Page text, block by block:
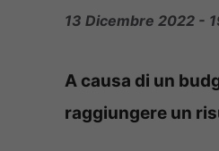
13 Dicembre 2022 -
A causa di un
raggiungere un